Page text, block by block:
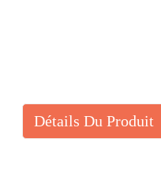
Détails Du Produit